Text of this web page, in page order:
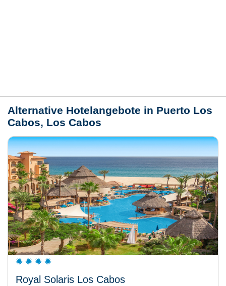
Alternative Hotelangebote in Puerto Los
Cabos, Los Cabos
Royal Solaris Los Cabos